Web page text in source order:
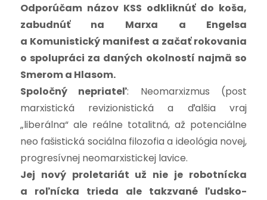
Odporúčam názov KSS odkliknúť do koša,
zabudnúť na Marxa a Engelsa
a Komunistický manifest a začať rokovania
o spolupráci za daných okolností najmä so
Smerom a Hlasom.
Spoločný nepriateľ: Neomarxizmus (post
marxistická revizionistická a ďalšia vraj
„liberálna“ ale reálne totalitná, až potenciálne
neo fašistická sociálna filozofia a ideológia novej,
progresívnej neomarxistickej lavice.
Jej nový proletariát už nie je robotnícka
a roľnícka trieda ale takzvané ľudsko-